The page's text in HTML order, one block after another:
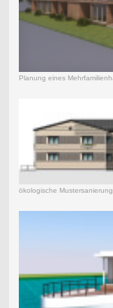
Planung eines
ökologische